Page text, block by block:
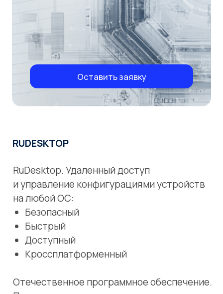
Оставить заявку
RuDesktop. Удаленный доступ
Быстрый
Кроссплатформенный
Отечественное программное обеспечение.
Подтверждена совместимость
с отечественными операционными
системами. RuDesktop включен в единый
реестр Российского П О № 15 913 и № 19
573.
Решаемые задачи:
RUDESKTOP